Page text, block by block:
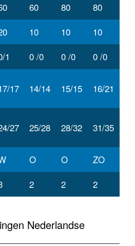
60 80
80
10 10
10
1 0 /0 0 /0
0 /0
17 14/14 15/15 16/21
27 25/28 28/32 31/35
O O
ZO
2 2 2
Nederlandse